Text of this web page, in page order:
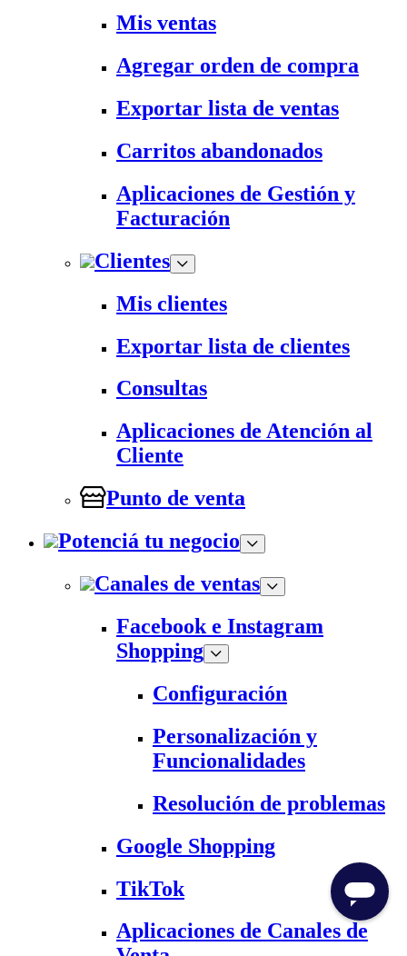
Mis ventas
Agregar orden de compra
Exportar lista de ventas
Carritos abandonados
Aplicaciones de Gestión y
Facturación
Clientes
Mis clientes
Exportar lista de clientes
Consultas
Aplicaciones de Atención al
Cliente
Punto de venta
Potenciá tu negocio
Canales de ventas
Facebook e Instagram
Shopping
Configuración
Personalización y
Funcionalidades
Resolución de problemas
Google Shopping
TikTok
Aplicaciones de Canales de